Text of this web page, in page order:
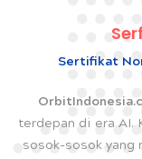
Sertifikat
terdepan di era AI.
sosok-sosok yang